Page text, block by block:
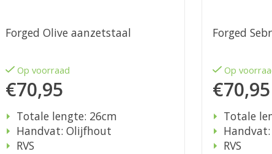
Forged Olive aanzetstaal
Op voorraad
€70,95
Totale lengte: 26cm
Handvat: Olijfhout
RVS
Forged
Op
€70,95
Totale
Handvat:
RVS